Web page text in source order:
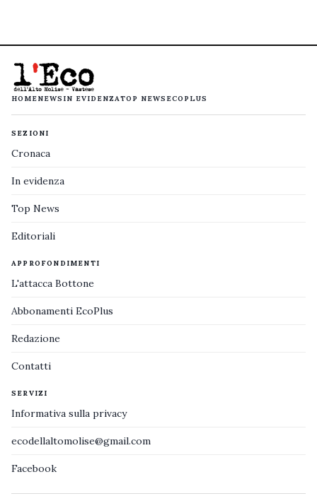
HOMENEWS IN EVIDENZATOP NEWS ECOPLUS
SEZIONI
Cronaca
In evidenza
Top News
Editoriali
APPROFONDIMENTI
L'attacca Bottone
Abbonamenti EcoPlus
Redazione
Contatti
SERVIZI
Informativa sulla privacy
ecodellaltomolise@gmail.com
Facebook